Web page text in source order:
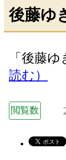
後藤ゆ
「後藤
読む）
閲覧数